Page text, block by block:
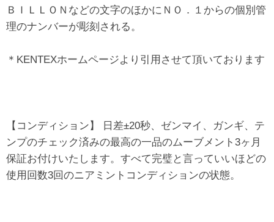
ＢＩＬＬＯＮなどの文字のほかにＮＯ．１からの個別管
理のナンバーが彫刻される。
＊KENTEXホームページより引用させて頂いております
【コンディション】 日差±20秒、ゼンマイ、ガンギ、テ
ンプのチェック済みの最高の一品のムーブメント3ヶ月
保証お付けいたします。すべて完璧と言っていいほどの
使用回数3回のニアミントコンディションの状態。